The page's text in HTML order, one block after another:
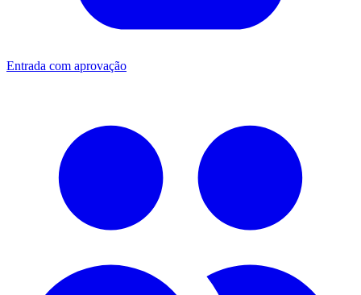
Entrada com aprovação